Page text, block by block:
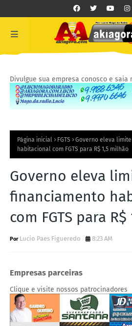
Divulgue sua empresa conosco e saia
Página inicial FGTS
Governo eleva
habitacional com FGTS para R$ 1,5 milhão
Governo eleva
financiamento
com FGTS para
Lucio Paes Figueredo 8:23 AM
Empresas parceiras
Clique e visite nossos patrocinadores